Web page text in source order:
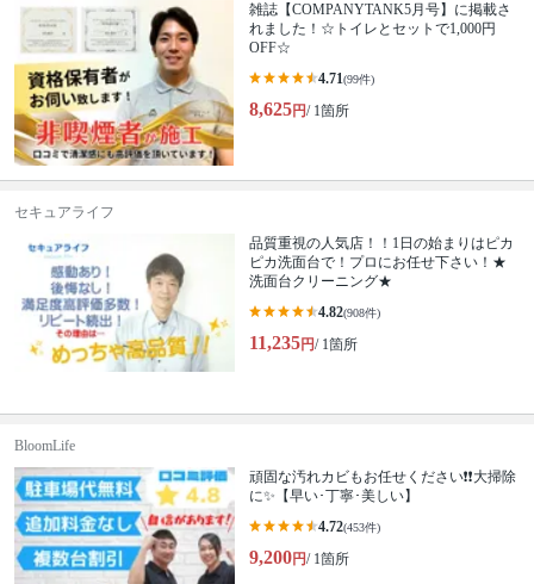
雑誌【COMPANYTANK5月号】に掲載さ
れました！☆トイレとセットで1,000円
OFF☆
4.71(99件)
8,625円/ 1箇所
セキュアライフ
品質重視の人気店！！1日の始まりはピカ
ピカ洗面台で！プロにお任せ下さい！★
洗面台クリーニング★
4.82(908件)
11,235円/ 1箇所
BloomLife
頑固な汚れカビもお任せください❗️❗️大掃除
に✨【早い･丁寧･美しい】
4.72(453件)
9,200円/ 1箇所